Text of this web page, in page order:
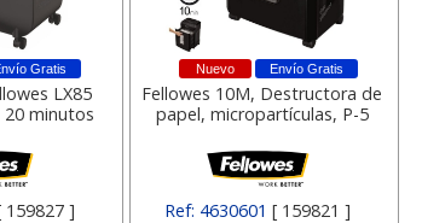
Gratis
LX85
20 minutos
159827 ]
Envío Gratis
Nuevo
Fellowes 10M, Destructora de
papel, micropartículas, P-5
Ref: 4630601[ 159821 ]
desde:2,98
3,61 con Iva
desde:6,84
8,28 con Iva